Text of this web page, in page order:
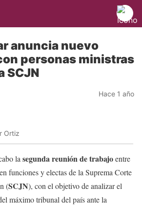
anuncia nuevo
personas ministras
SCJN
Hace 1 año
Ortiz
la segunda reunión de trabajoentre
funciones y electas de la Suprema Corte
(SCJN), con el objetivo de analizar el
máximo tribunal del país ante la